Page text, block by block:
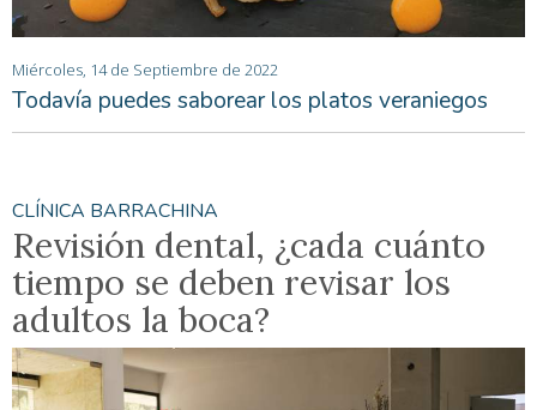
Miércoles, 14 de Septiembre de 2022
Todavía puedes saborear los platos veraniegos
CLÍNICA BARRACHINA
Revisión dental, ¿cada cuánto
tiempo se deben revisar los
adultos la boca?